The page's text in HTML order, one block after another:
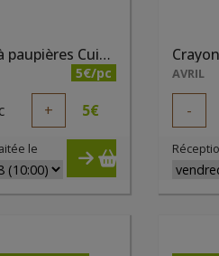
Crayon fard à paupières Cuivré irisé bio
5€/pc
+ 5€
le
AVRIL
-